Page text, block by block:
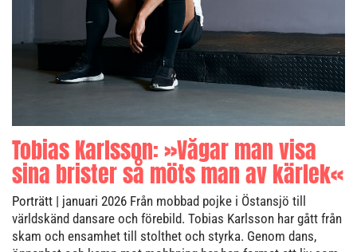
Tobias Karlsson: »Vågar man visa
sina brister så möts man av kärlek«
Porträtt | januari 2026 Från mobbad pojke i Östansjö till
världskänd dansare och förebild. Tobias Karlsson har gått från
skam och ensamhet till stolthet och styrka. Genom dans,